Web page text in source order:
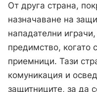
От друга страна,
назначаване на
нападателни
предимство, когато
приемници. Тази
комуникация и
защитниците, за да